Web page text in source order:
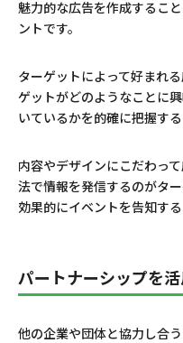
魅力的な広告を作成するこ
ントです。
ターゲットによって好まれ
ゲットがどのようなことに
いているかを的確に把握する
内容やデザインにこだわっ
法で情報を発信するのがタ
効果的にイベントを告知す
パートナーシップを
他の企業や団体と協力し合う